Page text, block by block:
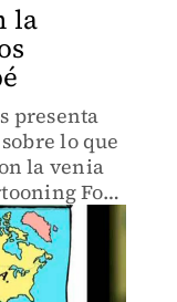
la
presenta
lo que
la venia
For